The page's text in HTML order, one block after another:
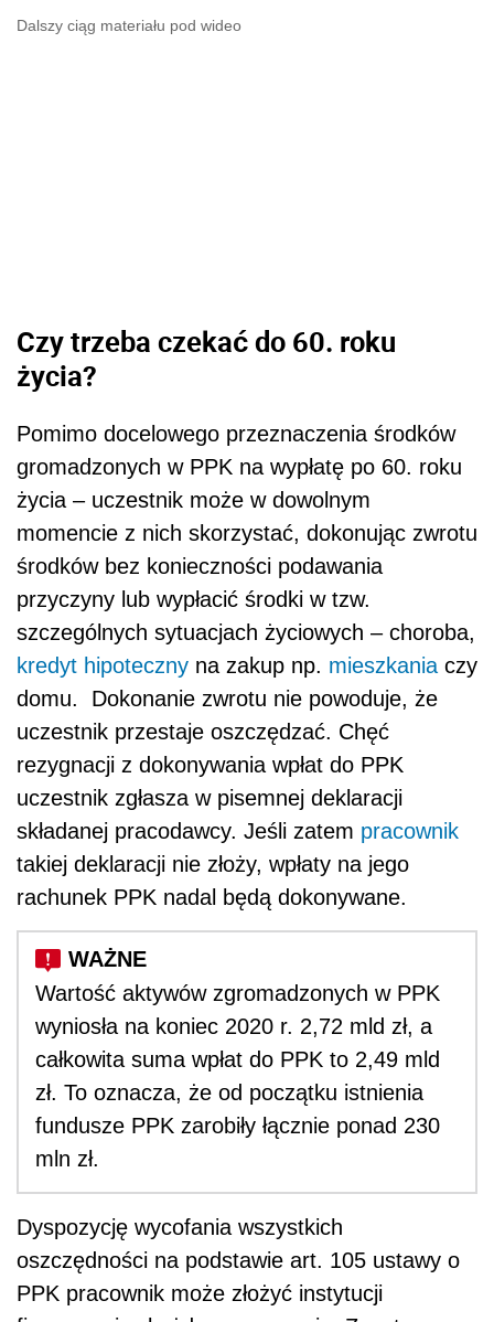
Dalszy ciąg materiału pod wideo
Czy trzeba czekać do 60. roku
życia?
Pomimo docelowego przeznaczenia środków
gromadzonych w PPK na wypłatę po 60. roku
życia – uczestnik może w dowolnym
momencie z nich skorzystać, dokonując zwrotu
środków bez konieczności podawania
przyczyny lub wypłacić środki w tzw.
szczególnych sytuacjach życiowych – choroba,
kredyt hipoteczny na zakup np. mieszkania czy
domu. Dokonanie zwrotu nie powoduje, że
uczestnik przestaje oszczędzać. Chęć
rezygnacji z dokonywania wpłat do PPK
uczestnik zgłasza w pisemnej deklaracji
składanej pracodawcy. Jeśli zatem pracownik
takiej deklaracji nie złoży, wpłaty na jego
rachunek PPK nadal będą dokonywane.
Wartość aktywów zgromadzonych w PPK
wyniosła na koniec 2020 r. 2,72 mld zł, a
całkowita suma wpłat do PPK to 2,49 mld
zł. To oznacza, że od początku istnienia
fundusze PPK zarobiły łącznie ponad 230
mln zł.
Dyspozycję wycofania wszystkich
oszczędności na podstawie art. 105 ustawy o
PPK pracownik może złożyć instytucji